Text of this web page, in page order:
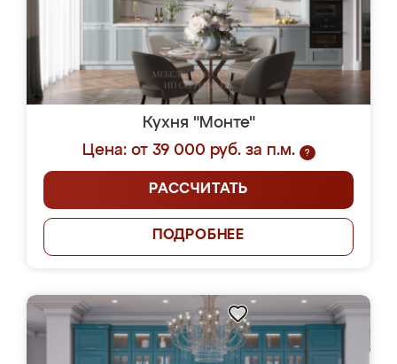
Кухня "Монте"
Цена: от 39 000 руб. за п.м.
?
РАССЧИТАТЬ
ПОДРОБНЕЕ